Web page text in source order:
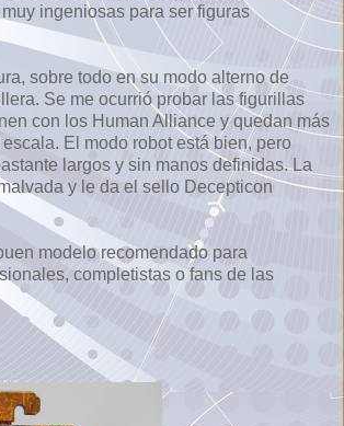
ingeniosas para ser figuras
sobre todo en su modo alterno de
Se me ocurrió probar las figurillas
con los Human Alliance y quedan más
El modo robot está bien, pero
largos y sin manos definidas. La
y le da el sello Decepticon
modelo recomendado para
completistas o fans de las